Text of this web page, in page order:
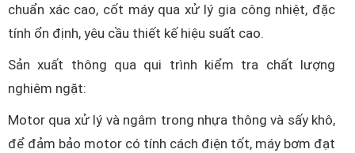
chuẩn xác cao, cốt máy qua xử lý gia công nhiệt, đặc
tính ổn định, yêu cầu thiết kế hiệu suất cao.
Sản xuất thông qua qui trình kiểm tra chất lượng
nghiêm ngặt:
Motor qua xử lý và ngâm trong nhựa thông và sấy khô,
để đảm bảo motor có tính cách điện tốt, máy bơm đạt